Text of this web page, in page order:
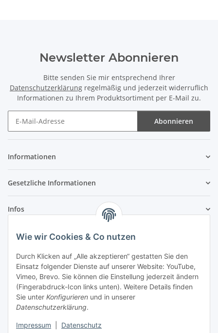
Wie wir Cookies & Co nutzen
Durch Klicken auf „Alle akzeptieren“ gestatten Sie den
Einsatz folgender Dienste auf unserer Website: YouTube,
Vimeo, Brevo. Sie können die Einstellung jederzeit ändern
(Fingerabdruck-Icon links unten). Weitere Details finden
Sie unter Konfigurieren und in unserer
Datenschutzerklärung.
Impressum Datenschutz
Newsletter Abonnieren
Bitte senden Sie mir entsprechend Ihrer
Datenschutzerklärung regelmäßig und jederzeit widerruflich
Informationen zu Ihrem Produktsortiment per E-Mail zu.
Abonnieren
Informationen
Gesetzliche Informationen
Infos
Laden - Öffnungszeiten:
Montag 09:00Uhr bis
16:00 Uhr
Dienstag
09:00 Uhr bis
17:00 Uhr
Mittwoch
09:00 Uhr bis 16:00 Uhr
Donnerstag
09:00 Uhr bis
17:00 Uhr
Freitag
09:00 Uhr
Samstag
09:00 Uhr